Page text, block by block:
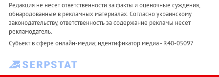
Редакция не несет ответственности за факты и оценочные суждения,
обнародованные в рекламных материалах. Согласно украинскому
законодательству, ответственность за содержание рекламы несет
рекламодатель.
Субъект в сфере онлайн-медиа; идентификатор медиа - R40-05097